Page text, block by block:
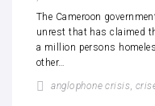
The Cameroon
unrest that has claimed
a million persons
other…
anglophone crisis,